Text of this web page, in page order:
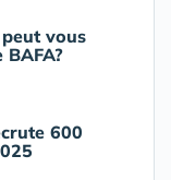
vous
600